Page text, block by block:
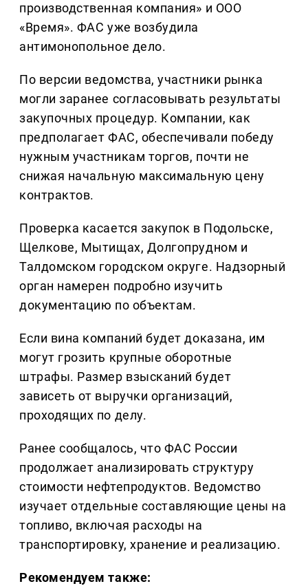
производственная компания» и ООО
«Время». ФАС уже возбудила
антимонопольное дело.
По версии ведомства, участники рынка
могли заранее согласовывать результаты
закупочных процедур. Компании, как
предполагает ФАС, обеспечивали победу
нужным участникам торгов, почти не
снижая начальную максимальную цену
контрактов.
Проверка касается закупок в Подольске,
Щелкове, Мытищах, Долгопрудном и
Талдомском городском округе. Надзорный
орган намерен подробно изучить
документацию по объектам.
Если вина компаний будет доказана, им
могут грозить крупные оборотные
штрафы. Размер взысканий будет
зависеть от выручки организаций,
проходящих по делу.
Ранее сообщалось, что ФАС России
продолжает анализировать структуру
стоимости нефтепродуктов. Ведомство
изучает отдельные составляющие цены на
топливо, включая расходы на
транспортировку, хранение и реализацию.
Рекомендуем также: